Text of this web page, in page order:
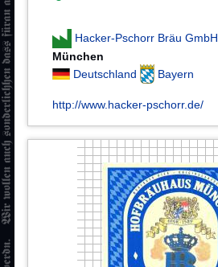
Hacker-Pschorr Bräu GmbH
München
Deutschland
Bayern
http://www.hacker-pschorr.de/